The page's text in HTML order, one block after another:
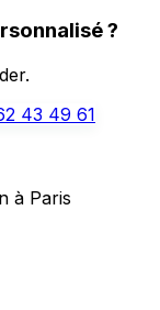
?
43 49 61
à Paris